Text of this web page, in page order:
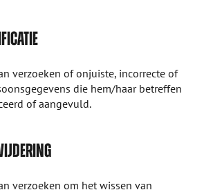
verzoeken of onjuiste, incorrecte of
die hem/haar betreffen
of aangevuld.
verzoeken om het wissen van